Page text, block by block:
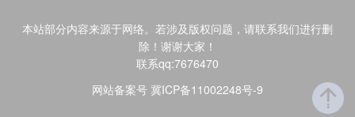
本站部分内容来源于网络。若涉及版权问题，请联系我们进行删
除！谢谢大家！
联系qq:7676470
网站备案号 冀ICP备11002248号-9